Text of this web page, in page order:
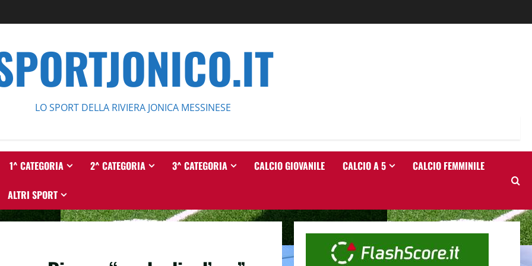
LO SPORT DELLA RIVIERA JONICA MESSINESE
1^ CATEGORIA 2^ CATEGORIA 3^ CATEGORIA CALCIO GIOVANILE CALCIO A 5 CALCIO FEMMINILE
ALTRI SPORT